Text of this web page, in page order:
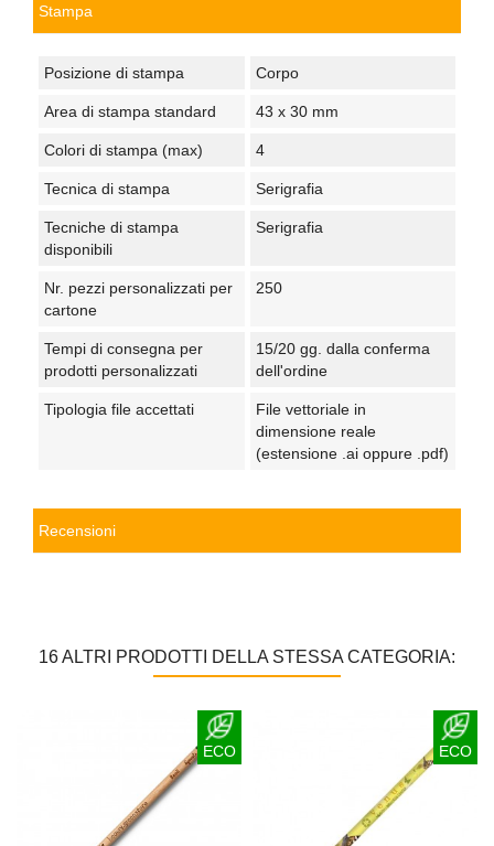
Stampa
Posizione di stampa Corpo
Area di stampa standard 43 x 30 mm
Colori di stampa (max) 4
Tecnica di stampa Serigrafia
Tecniche di stampa
disponibili
Serigrafia
Nr. pezzi personalizzati per
cartone
250
Tempi di consegna per
prodotti personalizzati
15/20 gg. dalla conferma
dell'ordine
Tipologia file accettati
File vettoriale in
dimensione reale
(estensione .ai oppure .pdf)
Recensioni
16 ALTRI PRODOTTI DELLA STESSA CATEGORIA:
ECO ECO